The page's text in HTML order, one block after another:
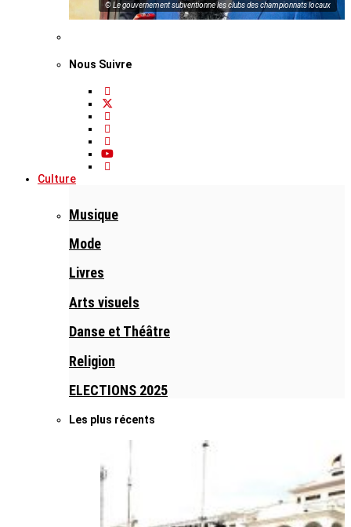
© Le gouvernement subventionne les clubs des championnats locaux
Nous Suivre
Culture
Musique
Mode
Livres
Arts visuels
Danse et Théâtre
Religion
ELECTIONS 2025
Les plus récents